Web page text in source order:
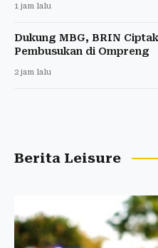
1 jam lalu
Dukung MBG, BRIN
Pembusukan di Ompreng
2 jam lalu
Berita Leisure